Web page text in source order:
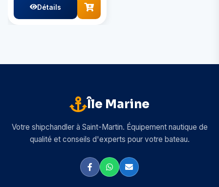
Détails
Île Marine
Votre shipchandler à Saint-Martin. Équipement nautique de
qualité et conseils d'experts pour votre bateau.